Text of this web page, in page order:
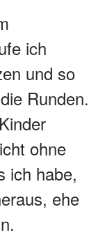
ich
und so
Runden.
ohne
ich habe,
ehe